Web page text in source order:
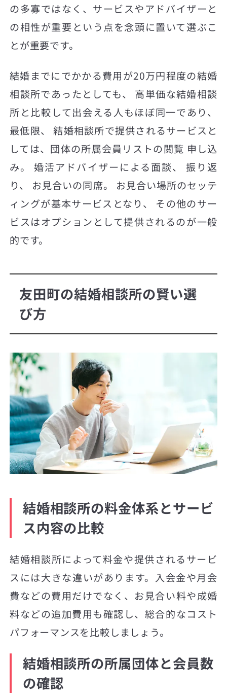
の多寡ではなく、サービスやアドバイザーと
の相性が重要という点を念頭に置いて選ぶこ
とが重要です。
結婚までにでかかる費用が20万円程度の結婚
相談所であったとしても、 高単価な結婚相談
所と比較して出会える人もほぼ同一であり、
最低限、 結婚相談所で提供されるサービスと
しては、団体の所属会員リストの閲覧 申し込
み。 婚活アドバイザーによる面談、 振り返
り、 お見合いの同席。 お見合い場所のセッテ
ィングが基本サービスとなり、 その他のサー
ビスはオプションとして提供されるのが一般
的です。
友田町の結婚相談所の賢い選
び方
結婚相談所の料金体系とサービ
ス内容の比較
結婚相談所によって料金や提供されるサービ
スには大きな違いがあります。入会金や月会
費などの費用だけでなく、お見合い料や成婚
料などの追加費用も確認し、総合的なコスト
パフォーマンスを比較しましょう。
結婚相談所の所属団体と会員数
の確認